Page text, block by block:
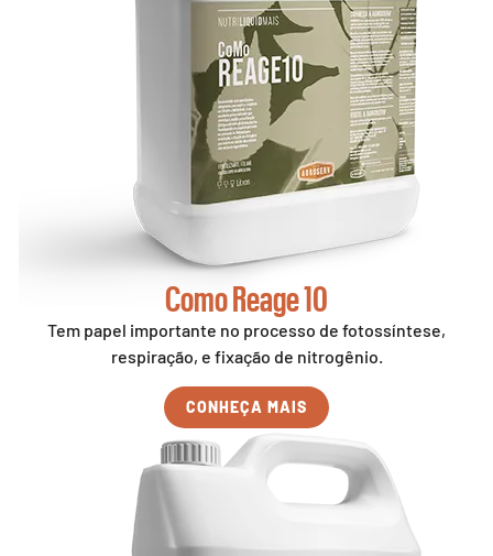
Como Reage 10
Tem papel importante no processo de fotossíntese,
respiração, e fixação de nitrogênio.
CONHEÇA MAIS